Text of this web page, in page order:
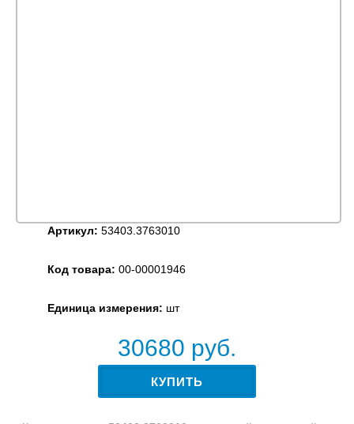
Артикул: 53403.3763010
Код товара: 00-00001946
Единица измерения: шт
30680 руб.
КУПИТЬ